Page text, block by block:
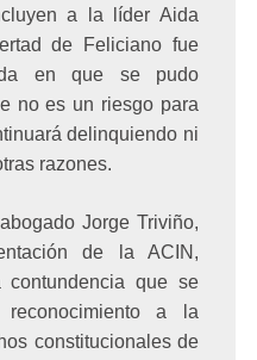
a la líder Aida
de Feliciano fue
en que se pudo
no es un riesgo para
delinquiendo ni
razones.
Jorge Triviño,
de la ACIN,
contundencia que se
a la
constitucionales de